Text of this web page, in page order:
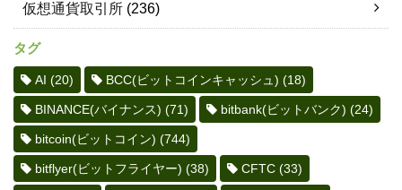
仮想通貨取引所 (236)
タグ
AI (20) BCC(ビットコインキャッシュ) (18)
BINANCE(バイナンス) (71) bitbank(ビットバンク) (24)
bitcoin(ビットコイン) (744)
bitflyer(ビットフライヤー) (38) CFTC (33)